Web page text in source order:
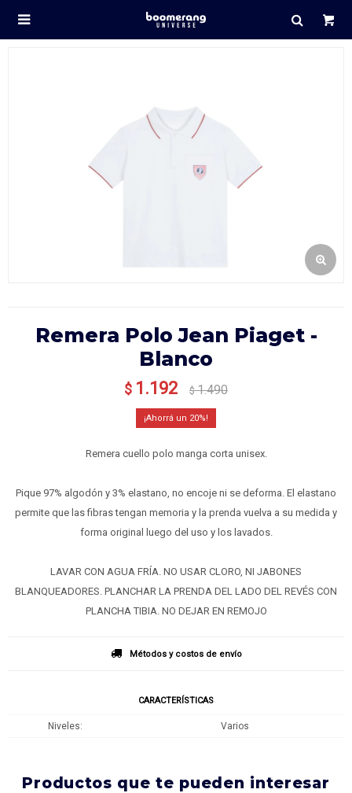

Remera Polo Jean Piaget -
Blanco
$ 1.192 $ 1.490
20
Remera cuello polo manga corta unisex.
Pique 97% algodón y 3% elastano, no encoje ni se deforma. El elastano
permite que las fibras tengan memoria y la prenda vuelva a su medida y
forma original luego del uso y los lavados.
LAVAR CON AGUA FRÍA. NO USAR CLORO, NI JABONES
BLANQUEADORES. PLANCHAR LA PRENDA DEL LADO DEL REVÉS CON
PLANCHA TIBIA. NO DEJAR EN REMOJO
Métodos y costos de envío
CARACTERÍSTICAS
Niveles Varios
productos que te pueden interesar